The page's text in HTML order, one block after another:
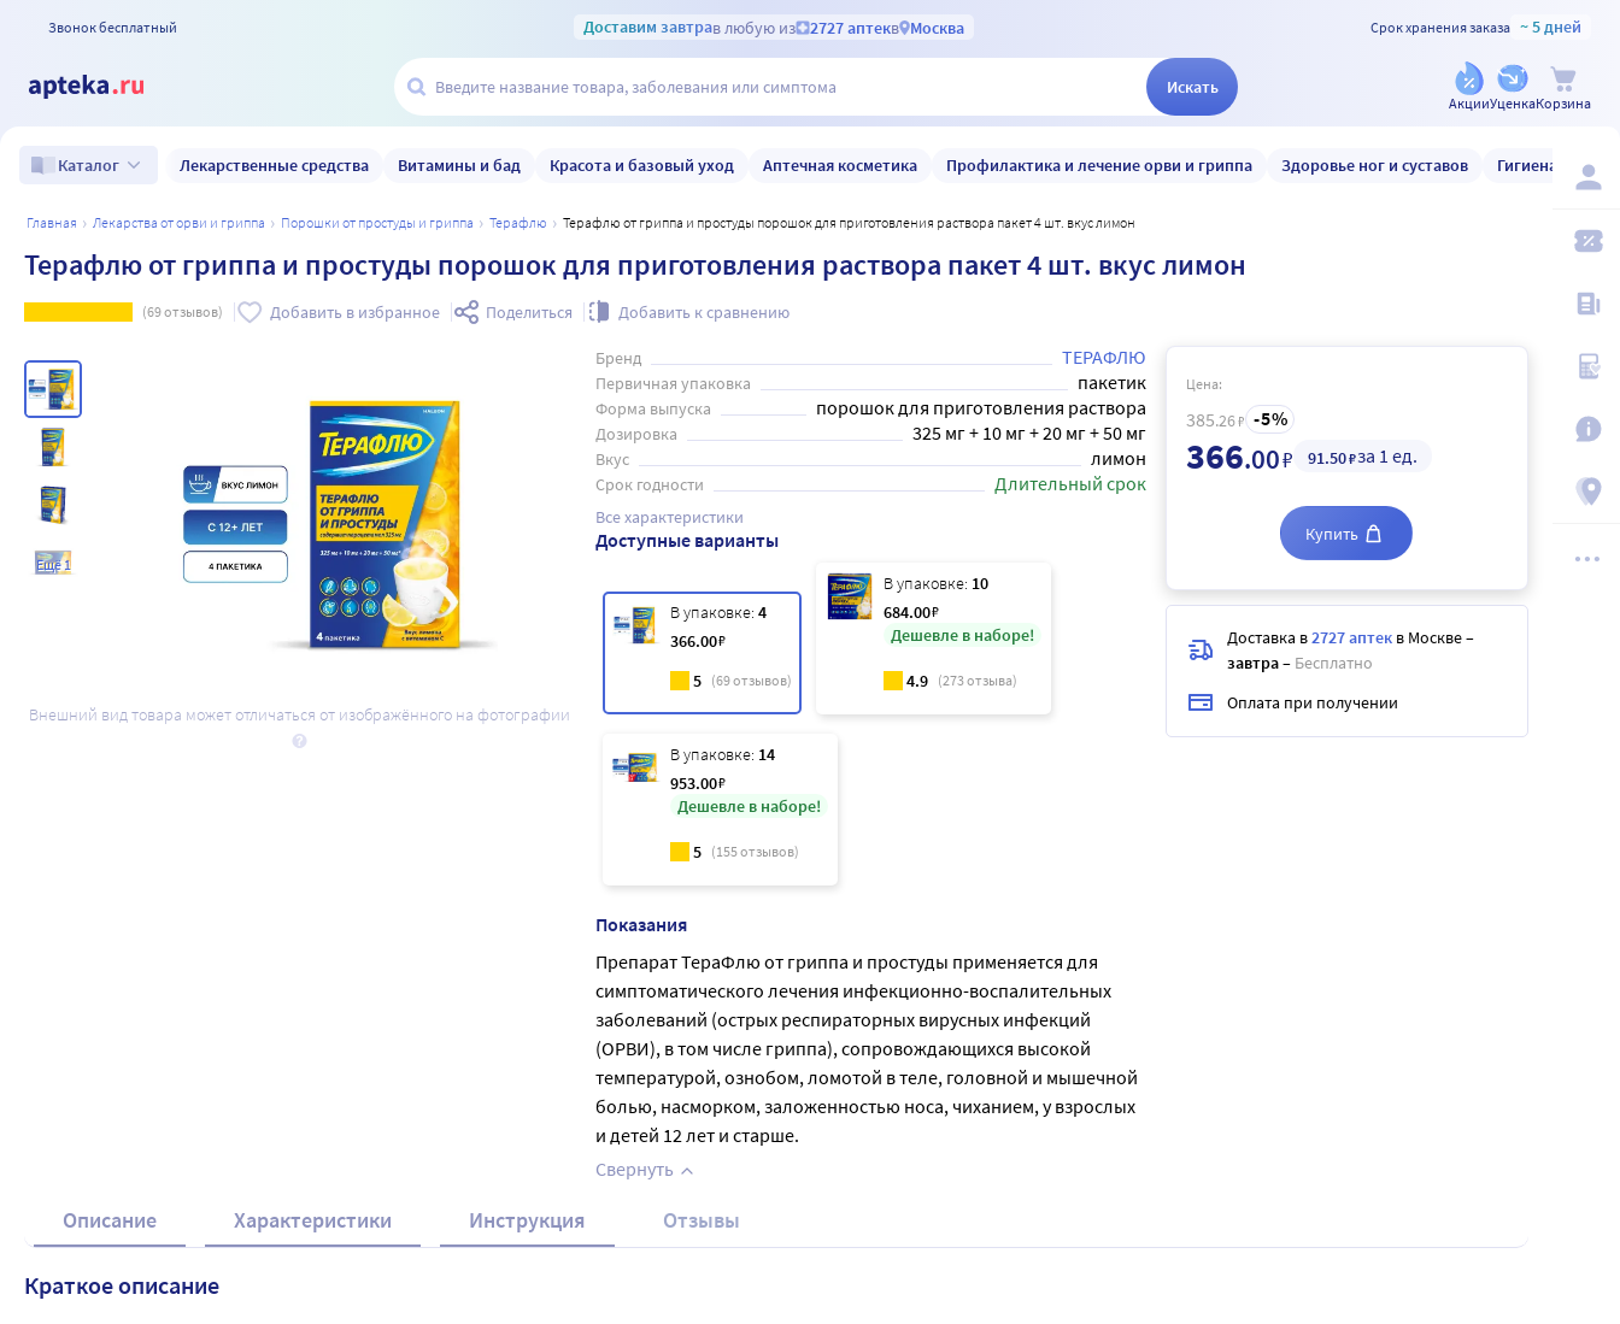
Звонок бесплатный Доставим завтрав любую из 2727 аптекв Москва Срок хранения заказа ~ 5 дней
Искать
АкцииУценкаКорзина
Каталог Лекарственные средства Витамины и бад Красота и базовый уход Аптечная косметика Профилактика и лечение орви и гриппа Здоровье ног и суставов Гигиена и уход
главная лекарства от орви и гриппа порошки от простуды и гриппа терафлю Терафлю от гриппа и простуды порошок для приготовления раствора пакет 4 шт. вкус лимон
Терафлю от гриппа и простуды порошок для приготовления раствора пакет 4 шт. вкус лимон
(69отзывов) Добавить в избранное Поделиться Добавить к сравнению
Ещё 1
Внешний вид товара может отличаться от изображённого на фотографии
Бренд ТЕРАФЛЮ
Первичная упаковка пакетик
Форма выпуска порошок для приготовления раствора
Дозировка 325 мг + 10 мг + 20 мг + 50 мг
Вкус лимон
Срок годности Длительный срок
Все характеристики
Доступные варианты
В упаковке: 4
366.00₽
5 (69отзывов)
В упаковке: 10
684.00₽
Дешевле в наборе!
4.9 (273отзыва)
В упаковке: 14
953.00₽
Дешевле в наборе!
5 (155отзывов)
Показания
Препарат ТераФлю от гриппа и простуды применяется для
симптоматического лечения инфекционно-воспалительных
заболеваний (острых респираторных вирусных инфекций
(ОРВИ), в том числе гриппа), сопровождающихся высокой
температурой, ознобом, ломотой в теле, головной и мышечной
болью, насморком, заложенностью носа, чиханием, у взрослых
и детей 12 лет и старше.
Свернуть
Цена:
385.26₽ 5
366.00₽ 91.50₽за 1 ед.
Купить
Доставка в2727 аптек в Москве–
завтра– Бесплатно
Оплата при получении
Описание Характеристики Инструкция Отзывы
Краткое описание